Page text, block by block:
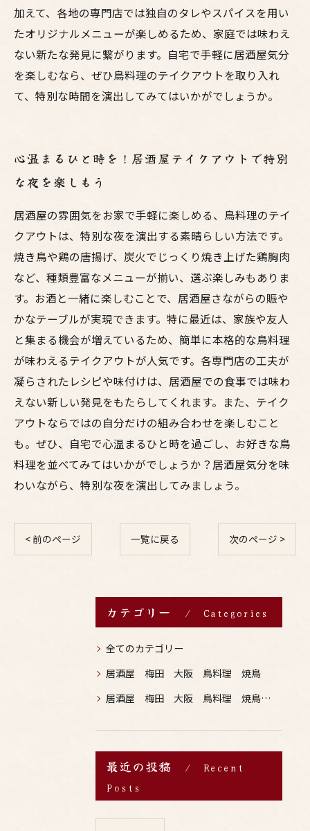
加えて、各地の専門店では独自のタレやスパイスを用い
たオリジナルメニューが楽しめるため、家庭では味わえ
ない新たな発見に繋がります。自宅で手軽に居酒屋気分
を楽しむなら、ぜひ鳥料理のテイクアウトを取り入れ
て、特別な時間を演出してみてはいかがでしょうか。
心温まるひと時を！居酒屋テイクアウトで特別
な夜を楽しもう
居酒屋の雰囲気をお家で手軽に楽しめる、鳥料理のテイ
クアウトは、特別な夜を演出する素晴らしい方法です。
焼き鳥や鶏の唐揚げ、炭火でじっくり焼き上げた鶏胸肉
など、種類豊富なメニューが揃い、選ぶ楽しみもありま
す。お酒と一緒に楽しむことで、居酒屋さながらの賑や
かなテーブルが実現できます。特に最近は、家族や友人
と集まる機会が増えているため、簡単に本格的な鳥料理
が味わえるテイクアウトが人気です。各専門店の工夫が
凝らされたレシピや味付けは、居酒屋での食事では味わ
えない新しい発見をもたらしてくれます。また、テイク
アウトならではの自分だけの組み合わせを楽しむこと
も。ぜひ、自宅で心温まるひと時を過ごし、お好きな鳥
料理を並べてみてはいかがでしょうか？居酒屋気分を味
わいながら、特別な夜を演出してみましょう。
< 前のページ 一覧に戻る 次のページ >
カテゴリー Categories
全てのカテゴリー
居酒屋 梅田 大阪 鳥料理 焼鳥
居酒屋 梅田 大阪 鳥料理 焼鳥 お酒
最近の投稿
Recent
Posts